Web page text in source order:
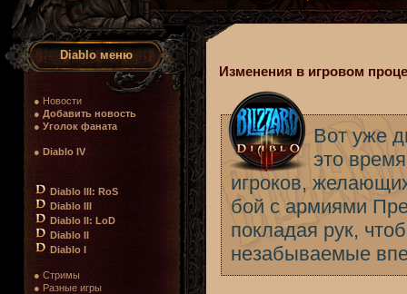
Diablo меню
● Новости
● Добавить новость
● Уголок фаната
● Diablo IV
Diablo III: RoS
Diablo III
Diablo II: LoD
Diablo II
Diablo I
● Стримы
● Разные игры
Изменения в игровом
Вот уже
это
игроков,
бой с армиями
покладая рук,
незабываемые